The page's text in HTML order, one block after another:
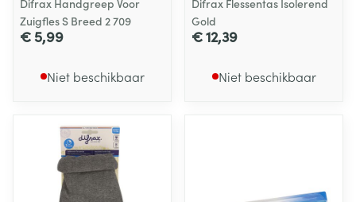
Difrax Handgreep Voor
Zuigfles S Breed 2 709
€ 5,99
Niet beschikbaar
Difrax Flessentas Isolerend
Gold
€ 12,39
Niet beschikbaar